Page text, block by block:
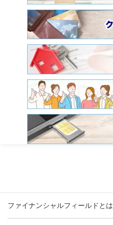
ファイナンシャルフィールドとは